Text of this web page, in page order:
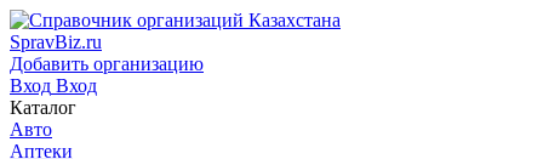
SpravBiz.ru
Добавить организацию
Вход Вход
Каталог
Авто
Аптеки